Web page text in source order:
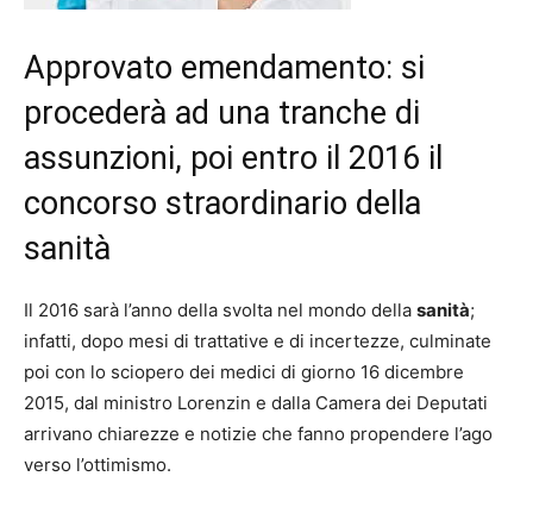
Approvato emendamento: si
procederà ad una tranche di
assunzioni, poi entro il 2016 il
concorso straordinario della
sanità
Il 2016 sarà l’anno della svolta nel mondo della sanità;
infatti, dopo mesi di trattative e di incertezze, culminate
poi con lo sciopero dei medici di giorno 16 dicembre
2015, dal ministro Lorenzin e dalla Camera dei Deputati
arrivano chiarezze e notizie che fanno propendere l’ago
verso l’ottimismo.